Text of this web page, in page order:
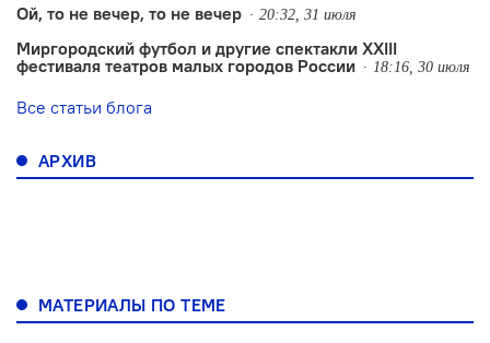
Ой, то не вечер, то не вечер 20:32, 31 июля
Миргородский футбол и другие спектакли XXIII
фестиваля театров малых городов России
18:16, 30 июля
Все статьи блога
АРХИВ
МАТЕРИАЛЫ ПО ТЕМЕ